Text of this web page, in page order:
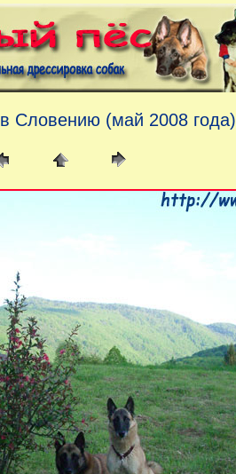
Словению (май 2008 года)